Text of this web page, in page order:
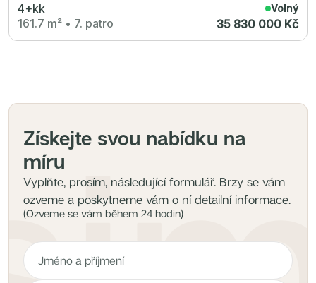
4+kk
161.7 m² • 7. patro
Volný
35 830 000 Kč
Získejte svou nabídku na
míru
Vyplňte, prosím, následující formulář. Brzy se vám
ozveme a poskytneme vám o ní detailní informace.
(Ozveme se vám během 24 hodin)